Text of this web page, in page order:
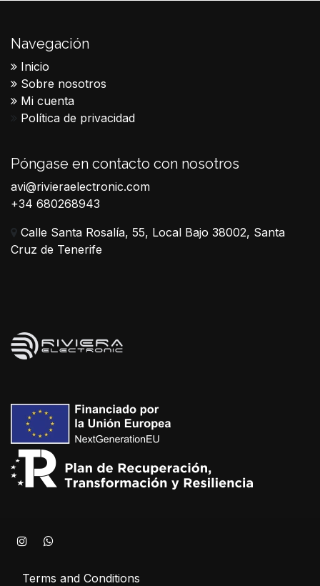
Navegación
Inicio
Sobre nosotros
Mi cuenta
Política de privacidad
Póngase en contacto con nosotros
avi@rivieraelectronic.com
+34 680268943
Calle Santa Rosalía, 55, Local Bajo 38002, Santa
Cruz de Tenerife
Terms and Conditions